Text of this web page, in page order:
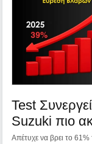
Test
Suzuki πιο
Απέτυχε να βρει το